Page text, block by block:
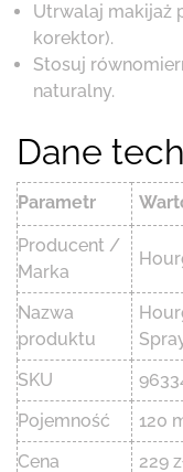
Utrwalaj makijaż
korektor).
Stosuj
naturalny.
Dane
Parametr
Producent /
Marka
Nazwa
produktu
SKU
Pojemność
120
Cena
229